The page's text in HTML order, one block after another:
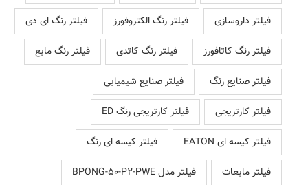
فیلتر داروسازی
فیلتر رنگ الکتروفورز
فیلتر رنگ ای دی
فیلتر رنگ کاتافورز
فیلتر رنگ کاتدی
فیلتر رنگ مایع
فیلتر صنایع رنگ
فیلتر صنایع شیمیایی
فیلتر کارتریجی
فیلتر کارتریجی رنگ ED
فیلتر کیسه ای EATON
فیلتر کیسه ای رنگ
فیلتر مایعات
فیلتر مدل BPONG-50-P2-PWE